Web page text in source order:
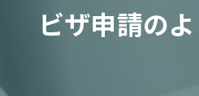
ビザ申請の